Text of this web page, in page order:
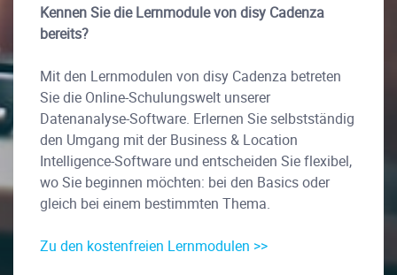
Kennen Sie die Lernmodule von disy Cadenza
bereits?
Mit den Lernmodulen von disy Cadenza betreten
Sie die Online-Schulungswelt unserer
Datenanalyse-Software. Erlernen Sie selbstständig
den Umgang mit der Business & Location
Intelligence-Software und entscheiden Sie flexibel,
wo Sie beginnen möchten: bei den Basics oder
gleich bei einem bestimmten Thema.
Zu den kostenfreien Lernmodulen >>